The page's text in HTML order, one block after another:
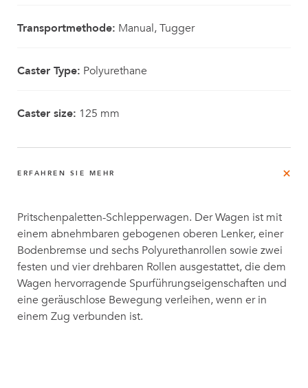
Transportmethode: Manual, Tugger
Caster Type: Polyurethane
Caster size: 125 mm
ERFAHREN SIE MEHR
Pritschenpaletten-Schlepperwagen. Der Wagen ist mit
einem abnehmbaren gebogenen oberen Lenker, einer
Bodenbremse und sechs Polyurethanrollen sowie zwei
festen und vier drehbaren Rollen ausgestattet, die dem
Wagen hervorragende Spurführungseigenschaften und
eine geräuschlose Bewegung verleihen, wenn er in
einem Zug verbunden ist.